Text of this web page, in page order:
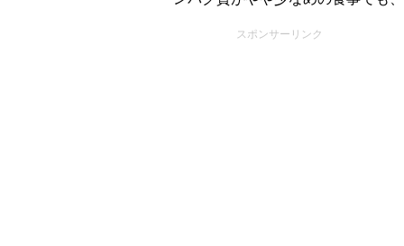
スポンサーリンク